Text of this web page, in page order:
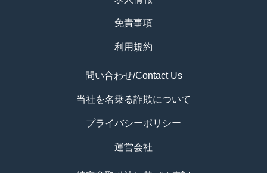
免責事項
利用規約
問い合わせ/Contact Us
当社を名乗る詐欺について
プライバシーポリシー
運営会社